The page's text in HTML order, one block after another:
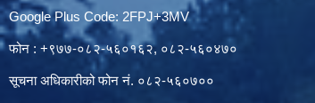
Google Plus Code: 2FPJ+3MV
फोन : +९७७-०८२-५६०१६२, ०८२-५६०४७०
सूचना अधिकारीको फोन नं. ०८२-५६०७००